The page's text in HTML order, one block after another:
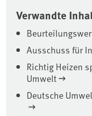
Verwandte
Ausschuss für
Richtig Heizen
Umwelt
Deutsche